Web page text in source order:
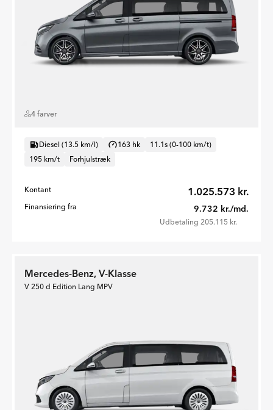
4 farver
Diesel (13.5 km/l) 163 hk
11.1s (0-100 km/t)
195 km/t
Forhjulstræk
Kontant 1.025.573 kr.
Finansiering fra 9.732 kr./md.
Udbetaling 205.115 kr.
Mercedes-Benz, V-Klasse
V 250 d Edition Lang MPV